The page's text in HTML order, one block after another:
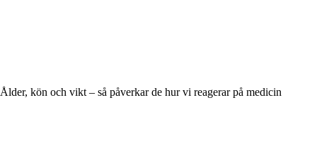
Ålder, kön och vikt – så påverkar de hur vi reagerar på medicin